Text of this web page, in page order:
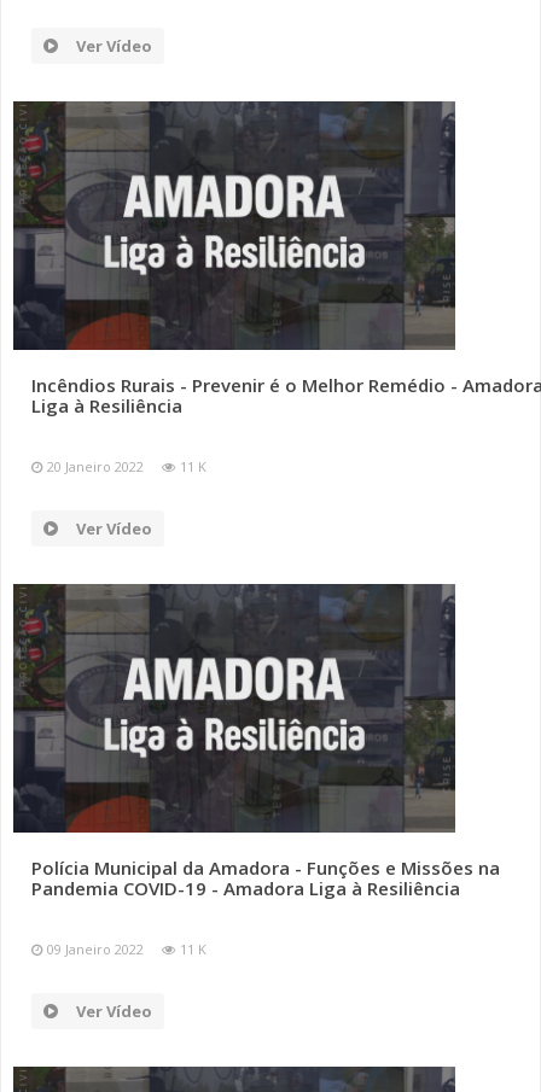
Ver Vídeo
Incêndios Rurais - Prevenir é o Melhor Remédio -
Liga à Resiliência
20 Janeiro 2022 11 K
Ver Vídeo
Polícia Municipal da Amadora - Funções e Missões na
Pandemia COVID-19 - Amadora Liga à Resiliência
09 Janeiro 2022 11 K
Ver Vídeo